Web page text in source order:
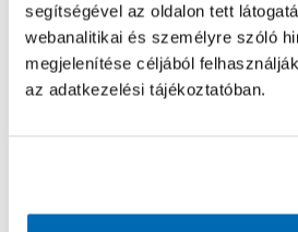
segítségével az oldalon tett
webanalitikai és személyre szóló
megjelenítése céljából
az adatkezelési tájékoztatóban.